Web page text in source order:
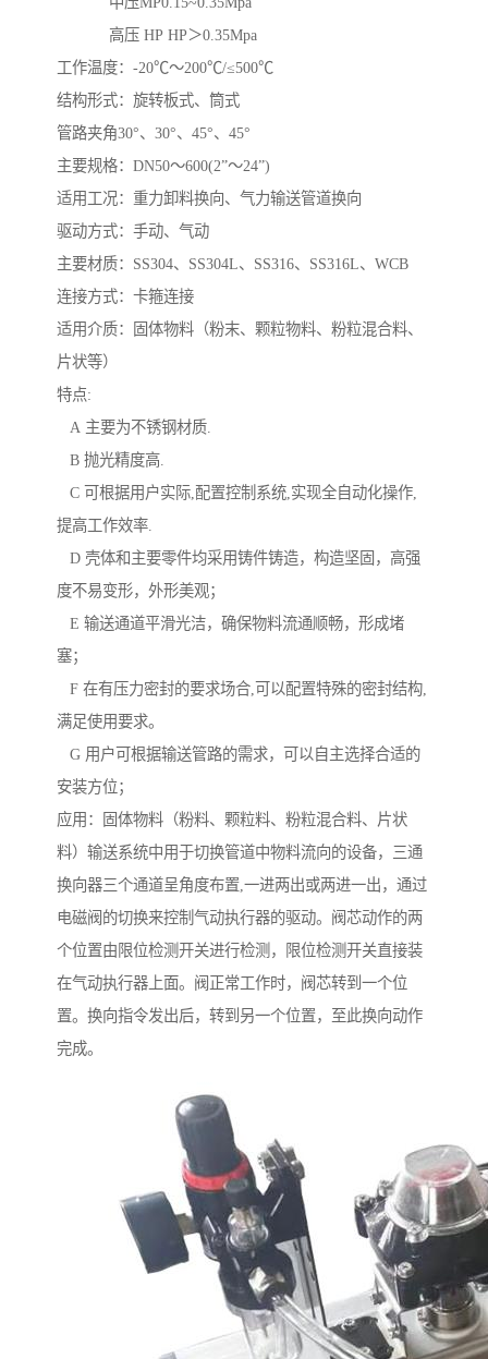
高压 HP HP＞0.35Mpa
工作温度：-20℃～200℃/≤500℃
结构形式：旋转板式、筒式
管路夹角30°、30°、45°、45°
主要规格：DN50～600(2”～24”)
适用工况：重力卸料换向、气力输送管道换向
驱动方式：手动、气动
主要材质：SS304、SS304L、SS316、SS316L、WCB
连接方式：卡箍连接
适用介质：固体物料（粉末、颗粒物料、粉粒混合料、
片状等）
特点:
A 主要为不锈钢材质.
B 抛光精度高.
C 可根据用户实际,配置控制系统,实现全自动化操作,
提高工作效率.
D 壳体和主要零件均采用铸件铸造，构造坚固，高强
度不易变形，外形美观；
E 输送通道平滑光洁，确保物料流通顺畅，形成堵
塞；
F 在有压力密封的要求场合,可以配置特殊的密封结构,
满足使用要求。
G 用户可根据输送管路的需求，可以自主选择合适的
安装方位；
应用：固体物料（粉料、颗粒料、粉粒混合料、片状
料）输送系统中用于切换管道中物料流向的设备，三通
换向器三个通道呈角度布置,一进两出或两进一出，通过
电磁阀的切换来控制气动执行器的驱动。阀芯动作的两
个位置由限位检测开关进行检测，限位检测开关直接装
在气动执行器上面。阀正常工作时，阀芯转到一个位
置。换向指令发出后，转到另一个位置，至此换向动作
完成。